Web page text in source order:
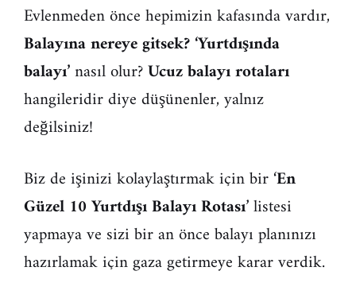
Evlenmeden önce hepimizin kafasında vardır,
Balayına nereye gitsek? ‘Yurtdışında
balayı’nasıl olur?Ucuz balayı rotaları
hangileridir diye düşünenler, yalnız
değilsiniz!
Biz de işinizi kolaylaştırmak için bir ‘En
Güzel 10 Yurtdışı Balayı Rotası’ listesi
yapmaya ve sizi bir an önce balayı planınızı
hazırlamak için gaza getirmeye karar verdik.